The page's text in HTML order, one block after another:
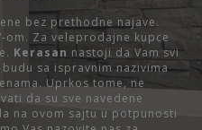
bez prethodne najave.
om. Za veleprodajne kupce
Kerasan nastoji da Vam svi
sa ispravnim nazivima
Uprkos tome, ne
da su sve navedene
na ovom sajtu u potpunosti